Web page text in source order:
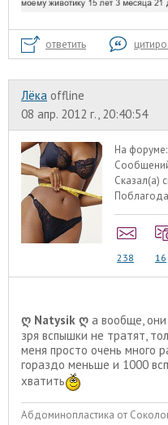
ответить
Лёка offline
08 апр. 2012 г., 20:40:54
На
Сказал(а)
238 16
ღ Natysik ღ а вообще,
зря вспышки не тратят,
меня просто очень много
гораздо меньше и 1000
хватить
Абдоминопластика от